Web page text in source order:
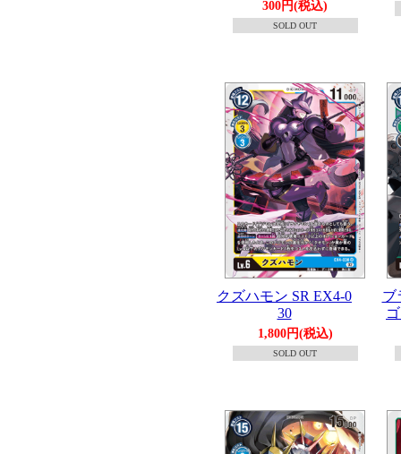
300円(税込)
SOLD OUT
クズハモン SR EX4-0
30
1,800円(税込)
SOLD OUT
ブ